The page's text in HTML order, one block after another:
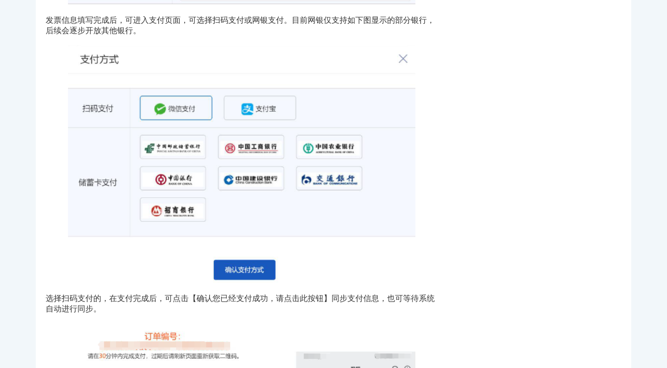
发票信息填写完成后，可进入支付页面，可选择扫码支付或网银支付。目前网银仅支持如下图显示的部分银行，
后续会逐步开放其他银行。
选择扫码支付的，在支付完成后，可点击【确认您已经支付成功，请点击此按钮】同步支付信息，也可等待系统
自动进行同步。